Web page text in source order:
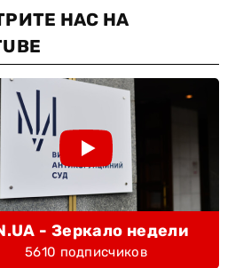
НАС НА
- Зеркало недели
5610 подписчиков